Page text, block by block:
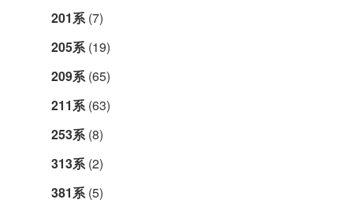
201系(7)
205系(19)
209系(65)
211系(63)
253系(8)
313系(2)
381系(5)